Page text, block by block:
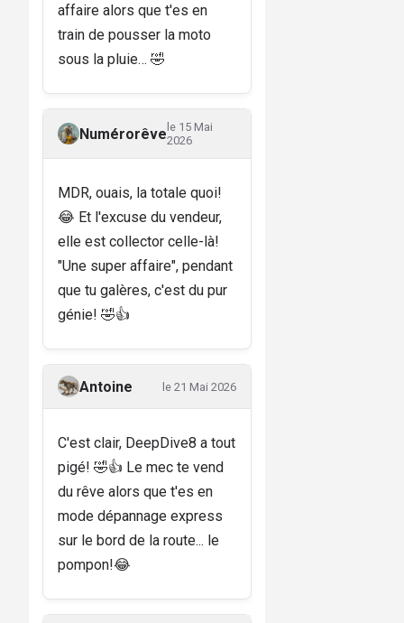
affaire alors que t'es en
train de pousser la moto
sous la pluie… 🤣
Numérorêve le 15 Mai
2026
MDR, ouais, la totale quoi!
😂 Et l'excuse du vendeur,
elle est collector celle-là!
"Une super affaire", pendant
que tu galères, c'est du pur
génie! 🤣👍
Antoine le 21 Mai 2026
C'est clair, DeepDive8 a tout
pigé! 🤣👍 Le mec te vend
du rêve alors que t'es en
mode dépannage express
sur le bord de la route... le
pompon!😂